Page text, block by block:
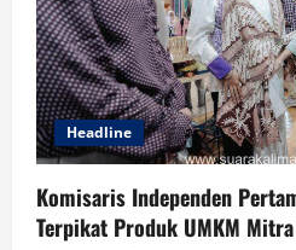
Headline
Komisaris Independen
Terpikat Produk UMKM